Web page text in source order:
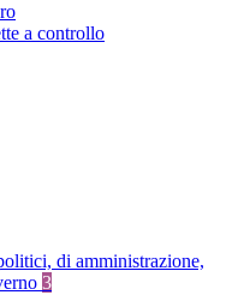
a controllo
di amministrazione,
3